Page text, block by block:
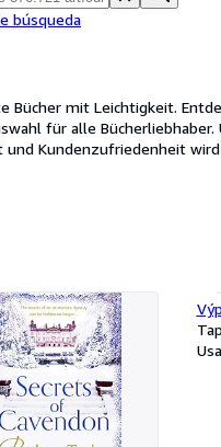
búsqueda
Bücher mit Leichtigkeit.
für alle
Kundenzufriedenheit